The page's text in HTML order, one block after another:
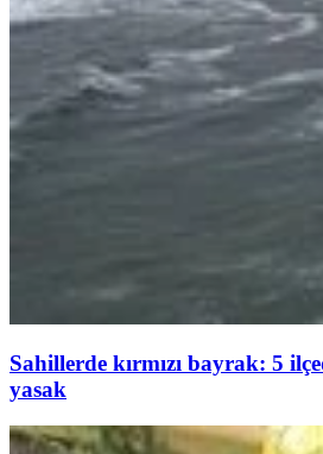
Sahillerde kırmızı bayrak: 5
yasak